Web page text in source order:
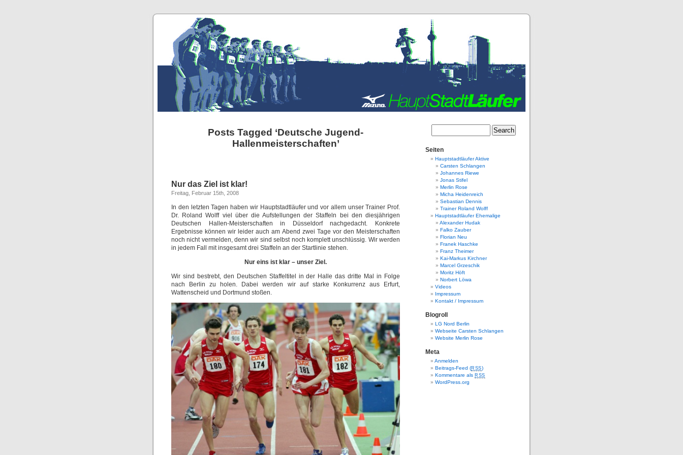
Posts Tagged ‘Deutsche Jugend-
Hallenmeisterschaften’
Nur das Ziel ist klar!
Freitag, Februar 15th, 2008
In den letzten Tagen haben wir Hauptstadtläufer und vor allem unser Trainer Prof.
Dr. Roland Wolff viel über die Aufstellungen der Staffeln bei den diesjährigen
Deutschen Hallen-Meisterschaften in Düsseldorf nachgedacht. Konkrete
Ergebnisse können wir leider auch am Abend zwei Tage vor den Meisterschaften
noch nicht vermelden, denn wir sind selbst noch komplett unschlüssig. Wir werden
in jedem Fall mit insgesamt drei Staffeln an der Startlinie stehen.
Nur eins ist klar – unser Ziel.
Wir sind bestrebt, den Deutschen Staffeltitel in der Halle das dritte Mal in Folge
nach Berlin zu holen. Dabei werden wir auf starke Konkurrenz aus Erfurt,
Wattenscheid und Dortmund stoßen.
Seiten
Hauptstadtläufer Aktive
Carsten Schlangen
Johannes Riewe
Jonas Stifel
Merlin Rose
Micha Heidenreich
Sebastian Dennis
Trainer Roland Wolff
Hauptstadtläufer Ehemalige
Alexander Hudak
Falko Zauber
Florian Neu
Franek Haschke
Franz Theimer
Kai-Markus Kirchner
Marcel Grzeschik
Moritz Höft
Norbert Löwa
Videos
Impressum
Kontakt / Impressum
Blogroll
LG Nord Berlin
Webseite Carsten Schlangen
Website Merlin Rose
Meta
Anmelden
Beitrags-Feed (RSS)
Kommentare als RSS
WordPress.org